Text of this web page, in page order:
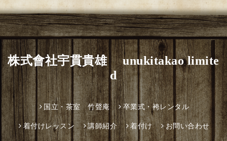
株式會社宇貫貴雄 unukitakao limite
d
国立・茶室 竹聲庵 卒業式・袴レンタル
着付けレッスン 講師紹介 着付け お問い合わせ